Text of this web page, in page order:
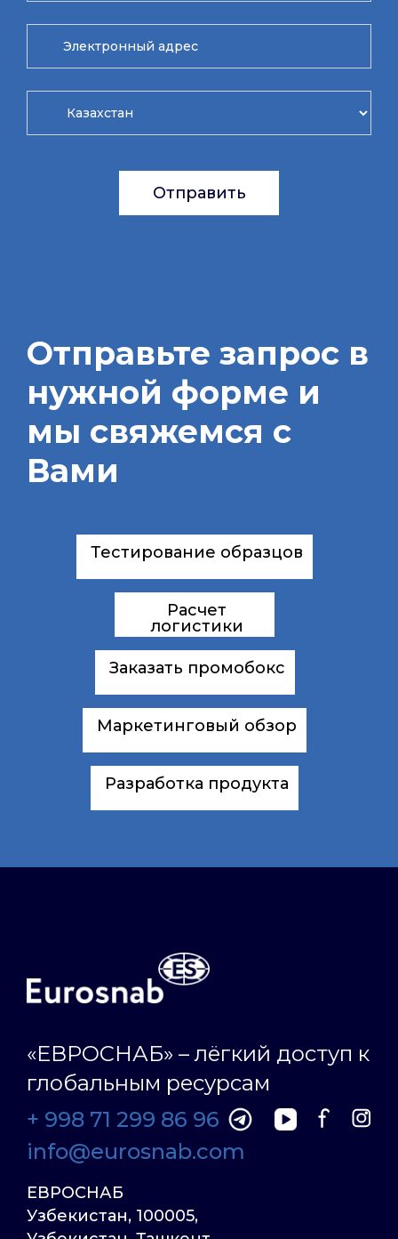
Отправить
Отправьте запрос в
нужной форме и
мы свяжемся с
Вами
Тестирование образцов
Расчет
логистики
Заказать промобокс
Маркетинговый обзор
Разработка продукта
«ЕВРОСНАБ» – лёгкий доступ к
глобальным ресурсам
+ 998 71 299 86 96
info@eurosnab.com
ЕВРОСНАБ
Узбекистан, 100005,